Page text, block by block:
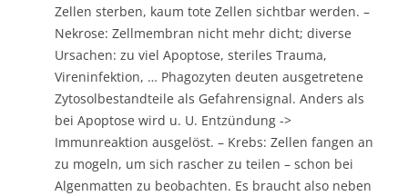
Zellen sterben, kaum tote Zellen sichtbar werden. –
Nekrose: Zellmembran nicht mehr dicht; diverse
Ursachen: zu viel Apoptose, steriles Trauma,
Vireninfektion, … Phagozyten deuten ausgetretene
Zytosolbestandteile als Gefahrensignal. Anders als
bei Apoptose wird u. U. Entzündung ->
Immunreaktion ausgelöst. – Krebs: Zellen fangen an
zu mogeln, um sich rascher zu teilen – schon bei
Algenmatten zu beobachten. Es braucht also neben